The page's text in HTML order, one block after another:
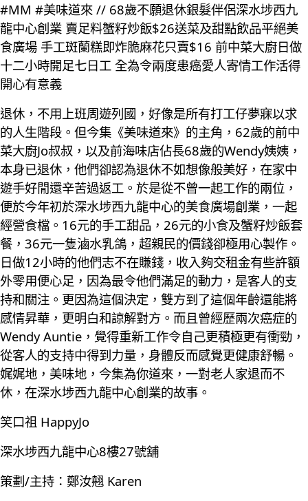
#MM #美味道來 // 68歲不願退休銀髮伴侶深水埗西九
龍中心創業 賣足料蟹籽炒飯$26送菜及甜點飲品平絕美
食廣場 手工斑蘭糕即炸脆麻花只賣$16 前中菜大廚日做
十二小時開足七日工 全為令兩度患癌愛人寄情工作活得
開心有意義
退休，不用上班周遊列國，好像是所有打工仔夢寐以求
的人生階段。但今集《美味道來》的主角，62歲的前中
菜大廚Jo叔叔，以及前海味店佔長68歲的Wendy姨姨，
本身已退休，他們卻認為退休不如想像般美好，在家中
遊手好閒還辛苦過返工。於是從不曾一起工作的兩位，
便於今年初於深水埗西九龍中心的美食廣場創業，一起
經營食檔。16元的手工甜品，26元的小食及蟹籽炒飯套
餐，36元一隻滷水乳鴿，超親民的價錢卻極用心製作。
日做12小時的他們志不在賺錢，收入夠交租金有些許額
外零用便心足，因為最令他們滿足的動力，是客人的支
持和關注。更因為這個決定，雙方到了這個年齡還能將
感情昇華，更明白和諒解對方。而且曾經歷兩次癌症的
Wendy Auntie，覺得重新工作令自己更積極更有衝勁，
從客人的支持中得到力量，身體反而感覺更健康舒暢。
娓娓地，美味地，今集為你道來，一對老人家退而不
休，在深水埗西九龍中心創業的故事。
笑口祖 HappyJo
深水埗西九龍中心8樓27號舖
策劃/主持：鄭汝翹 Karen